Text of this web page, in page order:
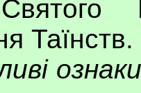
Таїнств.